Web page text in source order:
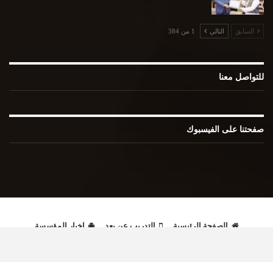
السابق التالي 1 من 384
للتواصل معنا
صفحتنا على الفيسبوك
الصفحة الرئيسية التدريب عن بعد
اخبار المؤسسة